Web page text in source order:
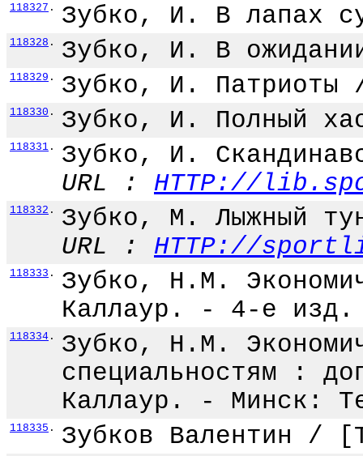
118327 . Зубко, И. В лапах
118328 . Зубко, И. В
118329 . Зубко, И.
118330 . Зубко, И. Полный
118331 .
Зубко, И.
URL : HTTP://
118332 .
Зубко, М. Лыжный
URL : HTTP://
118333 .
Зубко, Н.М.
Каллаур. - 4-е
118334 .
Зубко, Н.М.
специальностям :
Каллаур. - Минск:
118335 . Зубков Валентин